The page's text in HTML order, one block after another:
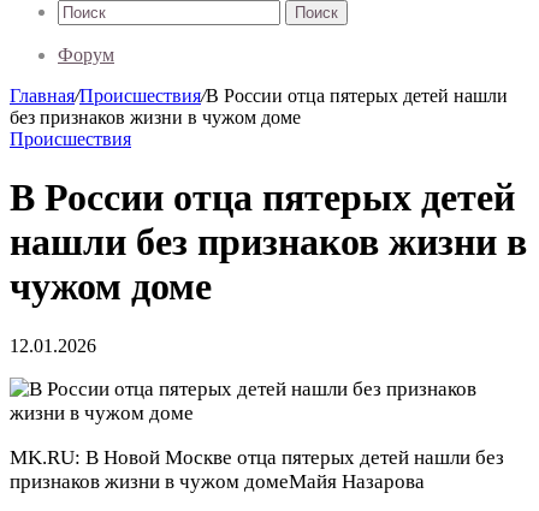
Поиск
Форум
Главная/Происшествия/В России отца пятерых детей нашли
без признаков жизни в чужом доме
Происшествия
В России отца пятерых детей
нашли без признаков жизни в
чужом доме
12.01.2026
MK.RU: В Новой Москве отца пятерых детей нашли без
признаков жизни в чужом домеМайя Назарова